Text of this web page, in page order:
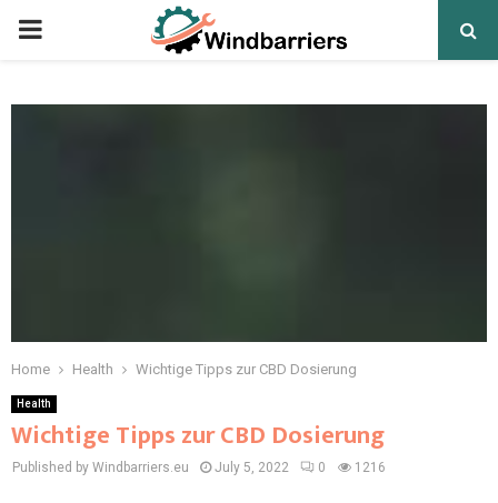
PRIMARY
Home Health Wichtige Tipps zur CBD Dosierung
Health
Wichtige Tipps zur CBD Dosierung
Published by Windbarriers.eu July 5, 2022 0 1216